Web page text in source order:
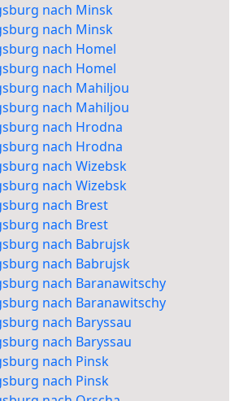
nach Minsk
nach Minsk
nach Homel
nach Homel
nach Mahiljou
nach Mahiljou
nach Hrodna
nach Hrodna
nach Wizebsk
nach Wizebsk
nach Brest
nach Brest
nach Babrujsk
nach Babrujsk
nach Baranawitschy
nach Baranawitschy
nach Baryssau
nach Baryssau
nach Pinsk
nach Pinsk